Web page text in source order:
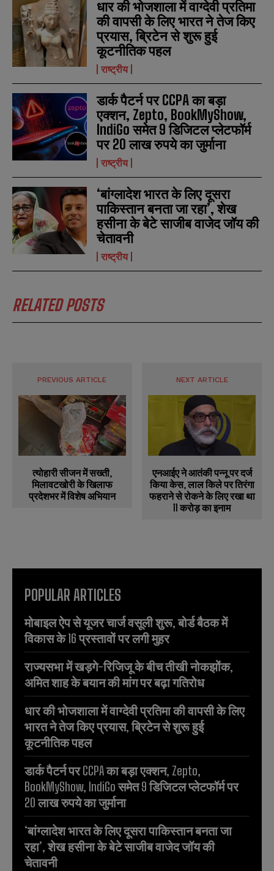
e
*
E
m
a
i
l
*
N
u
m
r
s
e
*
E
m
a
i
l
*
N
u
m
r
s
धार की भोजशाला में वाग्देवी प्रतिमा
की वापसी के लिए भारत ने तेज किए
प्रयास, ब्रिटेन से शुरू हुई
कूटनीतिक पहल
राष्ट्रीय
डार्क पैटर्न पर CCPA का बड़ा
एक्शन, Zepto, BookMyShow,
IndiGo समेत 9 डिजिटल प्लेटफॉर्म
पर 20 लाख रुपये का जुर्माना
राष्ट्रीय
‘बांग्लादेश भारत के लिए दूसरा
पाकिस्तान बनता जा रहा’, शेख
हसीना के बेटे साजीब वाजेद जॉय की
चेतावनी
राष्ट्रीय
RELATED POSTS
PREVIOUS ARTICLE
त्योहारी सीजन में सख्ती,
मिलावटखोरी के खिलाफ
प्रदेशभर में विशेष अभियान
NEXT ARTICLE
एनआईए ने आतंकी पन्नू पर दर्ज
किया केस, लाल किले पर तिरंगा
फहराने से रोकने के लिए रखा था
11 करोड़ का इनाम
POPULAR ARTICLES
मोबाइल ऐप से यूजर चार्ज वसूली शुरू, बोर्ड बैठक में
विकास के 16 प्रस्तावों पर लगी मुहर
राज्यसभा में खड़गे-रिजिजू के बीच तीखी नोकझोंक,
अमित शाह के बयान की मांग पर बढ़ा गतिरोध
धार की भोजशाला में वाग्देवी प्रतिमा की वापसी के लिए
भारत ने तेज किए प्रयास, ब्रिटेन से शुरू हुई
कूटनीतिक पहल
डार्क पैटर्न पर CCPA का बड़ा एक्शन, Zepto,
BookMyShow, IndiGo समेत 9 डिजिटल प्लेटफॉर्म पर
20 लाख रुपये का जुर्माना
‘बांग्लादेश भारत के लिए दूसरा पाकिस्तान बनता जा
रहा’, शेख हसीना के बेटे साजीब वाजेद जॉय की
चेतावनी